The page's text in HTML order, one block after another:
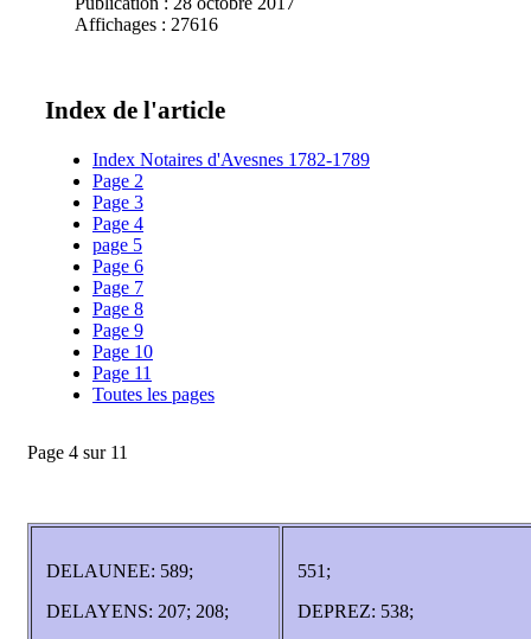
Affichages : 27616
Index de l'article
Index Notaires d'Avesnes 1782-1789
Page 2
Page 3
Page 4
page 5
Page 6
Page 7
Page 8
Page 9
Page 10
Page 11
Toutes les pages
Page 4 sur 11
DELAUNEE: 589;
DELAYENS: 207; 208;
551;
DEPREZ: 538;